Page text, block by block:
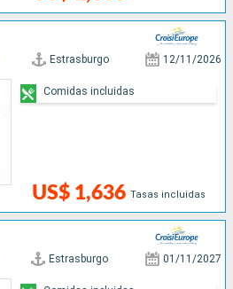
Estrasburgo 12/11/2026
US$ 1,636 Tasas incluidas
Comidas incluidas
Estrasburgo 01/11/2027